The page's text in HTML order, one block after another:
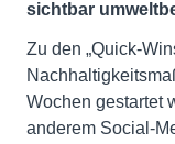
sichtbar
Zu den „Quick-
Wochen gestartet
anderem Social-